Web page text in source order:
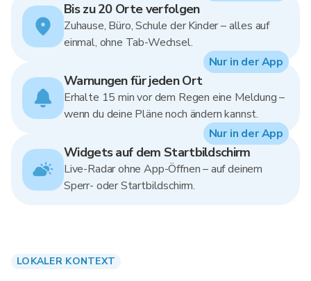
Bis zu 20 Orte verfolgen
Zuhause, Büro, Schule der Kinder – alles auf
einmal, ohne Tab-Wechsel.
Warnungen für jeden Ort
Erhalte 15 min vor dem Regen eine Meldung –
wenn du deine Pläne noch ändern kannst.
Nur in der App
Widgets auf dem Startbildschirm
Live-Radar ohne App-Öffnen – auf deinem
Sperr- oder Startbildschirm.
Nur in der App
LOKALER KONTEXT